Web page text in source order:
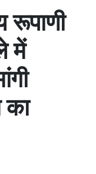
रूपाणी
में
का